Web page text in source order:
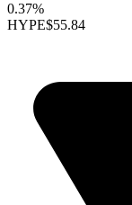
0.37%
HYPE$55.84